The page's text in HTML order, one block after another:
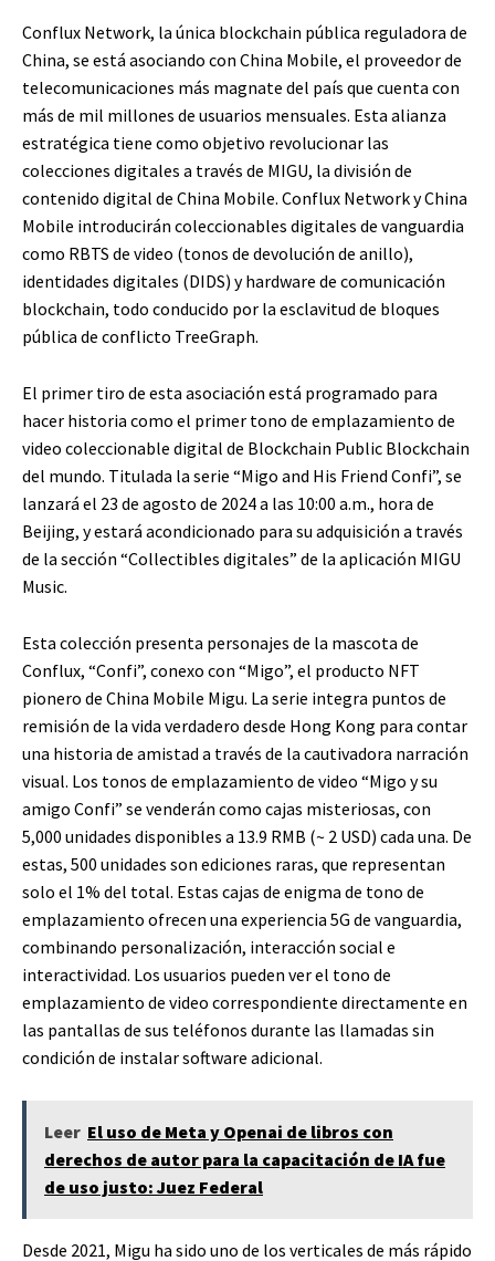
Conflux Network, la única blockchain pública reguladora de
China, se está asociando con China Mobile, el proveedor de
telecomunicaciones más magnate del país que cuenta con
más de mil millones de usuarios mensuales. Esta alianza
estratégica tiene como objetivo revolucionar las
colecciones digitales a través de MIGU, la división de
contenido digital de China Mobile. Conflux Network y China
Mobile introducirán coleccionables digitales de vanguardia
como RBTS de video (tonos de devolución de anillo),
identidades digitales (DIDS) y hardware de comunicación
blockchain, todo conducido por la esclavitud de bloques
pública de conflicto TreeGraph.
El primer tiro de esta asociación está programado para
hacer historia como el primer tono de emplazamiento de
video coleccionable digital de Blockchain Public Blockchain
del mundo. Titulada la serie “Migo and His Friend Confi”, se
lanzará el 23 de agosto de 2024 a las 10:00 a.m., hora de
Beijing, y estará acondicionado para su adquisición a través
de la sección “Collectibles digitales” de la aplicación MIGU
Music.
Esta colección presenta personajes de la mascota de
Conflux, “Confi”, conexo con “Migo”, el producto NFT
pionero de China Mobile Migu. La serie integra puntos de
remisión de la vida verdadero desde Hong Kong para contar
una historia de amistad a través de la cautivadora narración
visual. Los tonos de emplazamiento de video “Migo y su
amigo Confi” se venderán como cajas misteriosas, con
5,000 unidades disponibles a 13.9 RMB (~ 2 USD) cada una. De
estas, 500 unidades son ediciones raras, que representan
solo el 1% del total. Estas cajas de enigma de tono de
emplazamiento ofrecen una experiencia 5G de vanguardia,
combinando personalización, interacción social e
interactividad. Los usuarios pueden ver el tono de
emplazamiento de video correspondiente directamente en
las pantallas de sus teléfonos durante las llamadas sin
condición de instalar software adicional.
Leer El uso de Meta y Openai de libros con
derechos de autor para la capacitación de IA fue
de uso justo: Juez Federal
Desde 2021, Migu ha sido uno de los verticales de más rápido